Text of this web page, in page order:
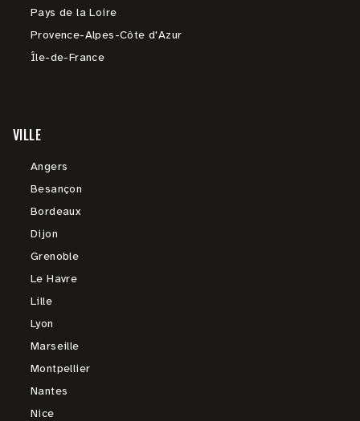
Pays de la Loire
Provence-Alpes-Côte d'Azur
Île-de-France
VILLE
Angers
Besançon
Bordeaux
Dijon
Grenoble
Le Havre
Lille
Lyon
Marseille
Montpellier
Nantes
Nice